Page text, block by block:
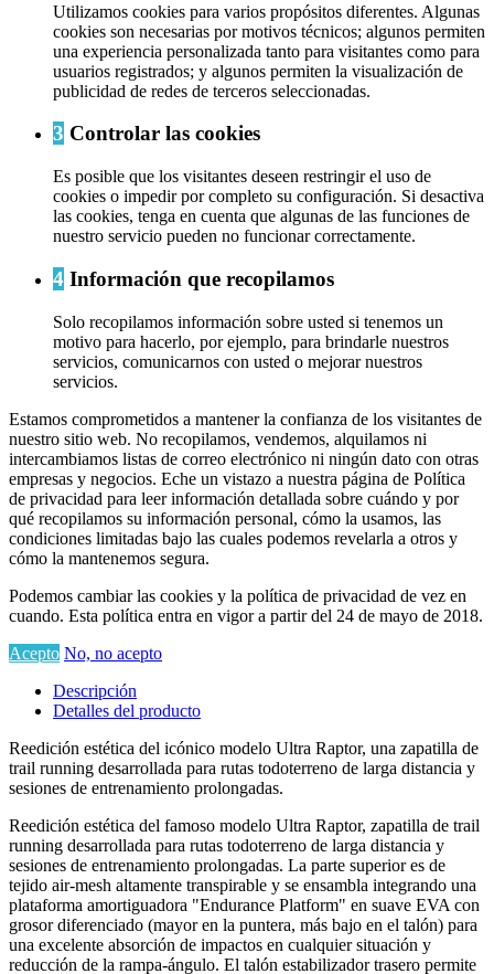
Utilizamos cookies para varios propósitos diferentes. Algunas
cookies son necesarias por motivos técnicos; algunos permiten
una experiencia personalizada tanto para visitantes como para
usuarios registrados; y algunos permiten la visualización de
publicidad de redes de terceros seleccionadas.
3 Controlar las cookies
Es posible que los visitantes deseen restringir el uso de
cookies o impedir por completo su configuración. Si desactiva
las cookies, tenga en cuenta que algunas de las funciones de
nuestro servicio pueden no funcionar correctamente.
4 Información que recopilamos
Solo recopilamos información sobre usted si tenemos un
motivo para hacerlo, por ejemplo, para brindarle nuestros
servicios, comunicarnos con usted o mejorar nuestros
servicios.
Estamos comprometidos a mantener la confianza de los visitantes de
nuestro sitio web. No recopilamos, vendemos, alquilamos ni
intercambiamos listas de correo electrónico ni ningún dato con otras
empresas y negocios. Eche un vistazo a nuestra página de Política
de privacidad para leer información detallada sobre cuándo y por
qué recopilamos su información personal, cómo la usamos, las
condiciones limitadas bajo las cuales podemos revelarla a otros y
cómo la mantenemos segura.
Podemos cambiar las cookies y la política de privacidad de vez en
cuando. Esta política entra en vigor a partir del 24 de mayo de 2018.
Acepto No, no acepto
Descripción
Detalles del producto
Reedición estética del icónico modelo Ultra Raptor, una zapatilla de
trail running desarrollada para rutas todoterreno de larga distancia y
sesiones de entrenamiento prolongadas.
Reedición estética del famoso modelo Ultra Raptor, zapatilla de trail
running desarrollada para rutas todoterreno de larga distancia y
sesiones de entrenamiento prolongadas. La parte superior es de
tejido air-mesh altamente transpirable y se ensambla integrando una
plataforma amortiguadora "Endurance Platform" en suave EVA con
grosor diferenciado (mayor en la puntera, más bajo en el talón) para
una excelente absorción de impactos en cualquier situación y
reducción de la rampa-ángulo. El talón estabilizador trasero permite